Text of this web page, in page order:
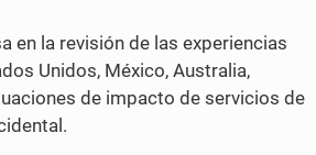
en la revisión de las experiencias
Unidos, México, Australia,
de impacto de servicios de